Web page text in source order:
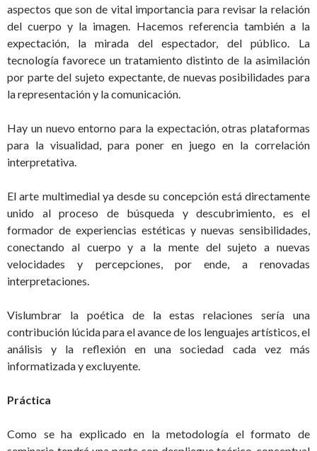
aspectos que son de vital importancia para revisar la relación
del cuerpo y la imagen. Hacemos referencia también a la
expectación, la mirada del espectador, del público. La
tecnología favorece un tratamiento distinto de la asimilación
por parte del sujeto expectante, de nuevas posibilidades para
la representación y la comunicación.
Hay un nuevo entorno para la expectación, otras plataformas
para la visualidad, para poner en juego en la correlación
interpretativa.
El arte multimedial ya desde su concepción está directamente
unido al proceso de búsqueda y descubrimiento, es el
formador de experiencias estéticas y nuevas sensibilidades,
conectando al cuerpo y a la mente del sujeto a nuevas
velocidades y percepciones, por ende, a renovadas
interpretaciones.
Vislumbrar la poética de la estas relaciones sería una
contribución lúcida para el avance de los lenguajes artísticos, el
análisis y la reflexión en una sociedad cada vez más
informatizada y excluyente.
Práctica
Como se ha explicado en la metodología el formato de